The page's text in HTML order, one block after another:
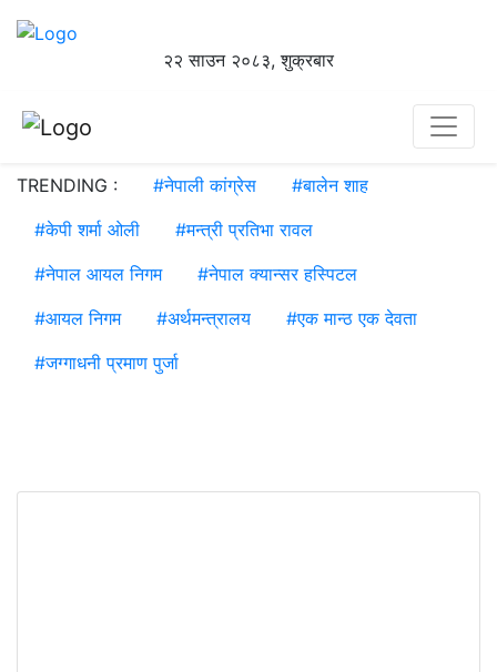
२२ साउन २०८३, शुक्रबार
TRENDING : #नेपाली कांग्रेस #बालेन शाह
#केपी शर्मा ओली #मन्त्री प्रतिभा रावल
#नेपाल आयल निगम #नेपाल क्यान्सर हस्पिटल
#आयल निगम #अर्थमन्त्रालय #एक मान्ठ एक देवता
#जग्गाधनी प्रमाण पुर्जा